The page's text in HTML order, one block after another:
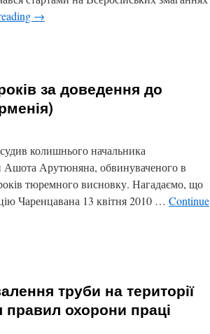
→
за доведення до
колишнього начальника
Ашота Арутюняна, обвинуваченого в
тюремного висновку. Нагадаємо, що
Чаренцавана 13 квітня 2010 … Continue
труби на території
правил охорони праці